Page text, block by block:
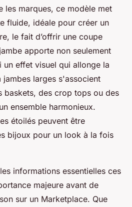
les marques, ce modèle met
fluide, idéale pour créer un
le fait d’offrir une coupe
apporte non seulement
effet visuel qui allonge la
jambes larges s'associent
baskets, des crop tops ou des
ensemble harmonieux.
étoilés peuvent être
bijoux pour un look à la fois
informations essentielles ces
majeure avant de
sur un Marketplace. Que